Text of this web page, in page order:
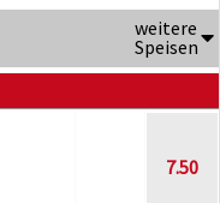
weitere
Speisen
7.50